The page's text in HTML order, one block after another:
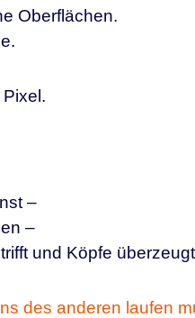
Oberflächen.
–
–
und Köpfe überzeugt
des anderen laufen